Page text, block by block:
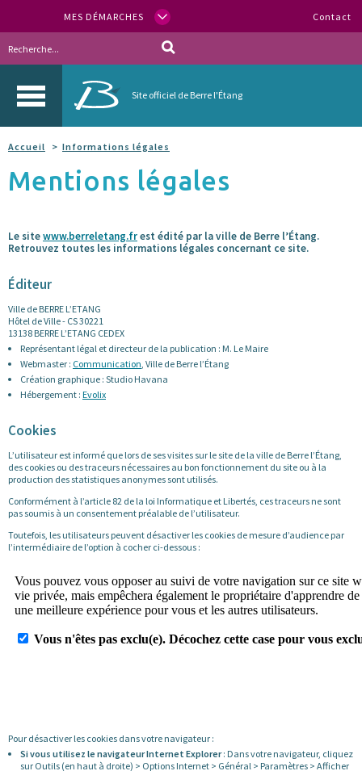
MES DÉMARCHES Contact
Site officiel de Berre l'Étang
Accueil Informations légales
Mentions légales
Le sitewww.berreletang.frest édité par la ville de Berre l’Étang.
Retrouvez toutes les informations légales concernant ce site.
Éditeur
Ville de BERRE L’ETANG
Hôtel de Ville - CS 30221
13138 BERRE L’ETANG CEDEX
Représentant légal et directeur de la publication : M. Le Maire
Webmaster : Communication , Ville de Berre l’Étang
Création graphique : Studio Havana
Hébergement : Evolix
Cookies
L’utilisateur est informé que lors de ses visites sur le site de la ville de Berre l’Étang,
des cookies ou des traceurs nécessaires au bon fonctionnement du site ou à la
production des statistiques anonymes sont utilisés.
Conformément à l’article 82 de la loi Informatique et Libertés, ces traceurs ne sont
pas soumis à un consentement préalable de l’utilisateur.
Toutefois, les utilisateurs peuvent désactiver les cookies de mesure d’audience par
l’intermédiaire de l’option à cocher ci-dessous :
Pour désactiver les cookies dans votre navigateur :
Si vous utilisez le navigateur Internet Explorer: Dans votre navigateur, cliquez
sur Outils (en haut à droite) > Options Internet > Général > Paramètres > Afficher